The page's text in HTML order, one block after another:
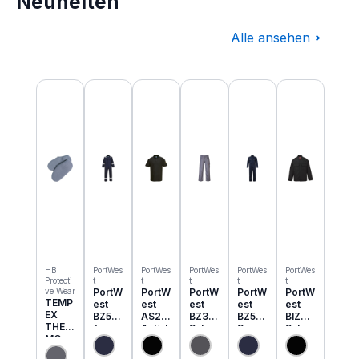
Alle ansehen
Produktgalerie überspringen
HB
Protecti
ve Wear
TEMP
EX
THER
MO
Einzie
PortWes
t
PortW
est
BZ50
6
Classi
c
PortWes
t
PortW
est
AS21
Antist
atik
ESD
PortWes
t
PortW
est
BZ31
Schw
eisser
Cargo
PortWes
t
PortW
est
BZ52
3
Bizwe
ld
PortWes
t
PortW
est
BIZ2
Schw
eisser
Jacke